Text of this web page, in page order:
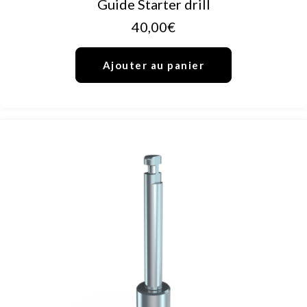
Guide Starter drill
40,00€
Ajouter au panier